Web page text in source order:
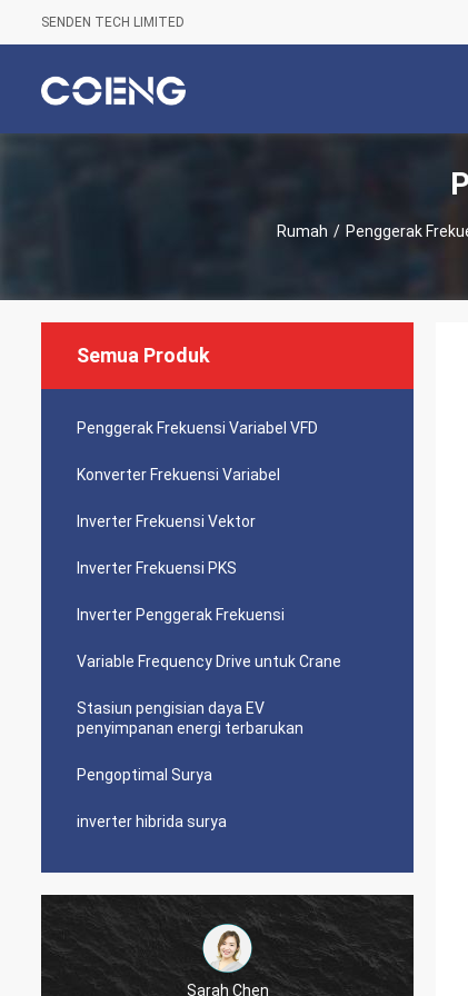
SENDEN TECH LIMITED
Rumah / Penggerak
Semua Produk
Penggerak Frekuensi Variabel VFD
Konverter Frekuensi Variabel
Inverter Frekuensi Vektor
Inverter Frekuensi PKS
Inverter Penggerak Frekuensi
Variable Frequency Drive untuk Crane
Stasiun pengisian daya EV
penyimpanan energi terbarukan
Pengoptimal Surya
inverter hibrida surya
Sarah Chen